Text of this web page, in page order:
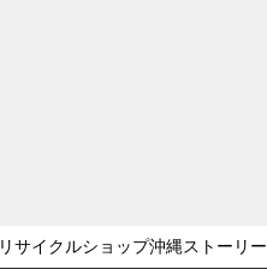
リサイクルショップ沖縄ストーリー